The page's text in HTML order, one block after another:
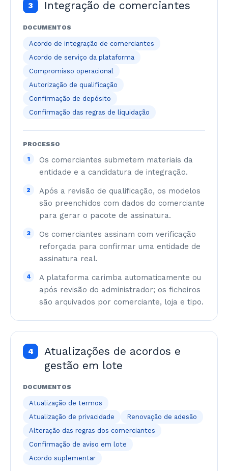
3 Integração de comerciantes
DOCUMENTOS
Acordo de integração de comerciantes
Acordo de serviço da plataforma
Compromisso operacional
Autorização de qualificação
Confirmação de depósito
Confirmação das regras de liquidação
PROCESSO
1
Os comerciantes submetem materiais da
entidade e a candidatura de integração.
2
Após a revisão de qualificação, os modelos
são preenchidos com dados do comerciante
para gerar o pacote de assinatura.
3
Os comerciantes assinam com verificação
reforçada para confirmar uma entidade de
assinatura real.
4
A plataforma carimba automaticamente ou
após revisão do administrador; os ficheiros
são arquivados por comerciante, loja e tipo.
4
Atualizações de acordos e
gestão em lote
DOCUMENTOS
Atualização de termos
Atualização de privacidade
Renovação de adesão
Alteração das regras dos comerciantes
Confirmação de aviso em lote
Acordo suplementar